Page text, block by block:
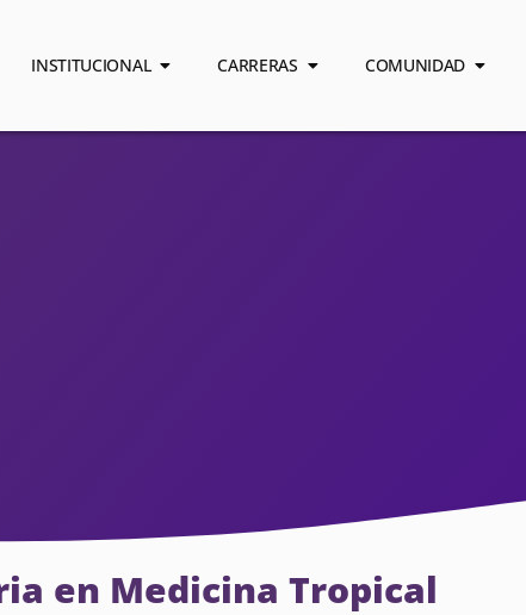
INSTITUCIONAL CARRERAS COMUNIDAD
en Medicina Tropical